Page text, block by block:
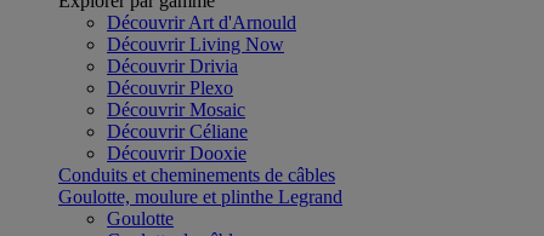
Découvrir Art d'Arnould
Découvrir Living Now
Découvrir Drivia
Découvrir Plexo
Découvrir Mosaic
Découvrir Céliane
Découvrir Dooxie
Conduits et cheminements de câbles
Goulotte, moulure et plinthe Legrand
Goulotte